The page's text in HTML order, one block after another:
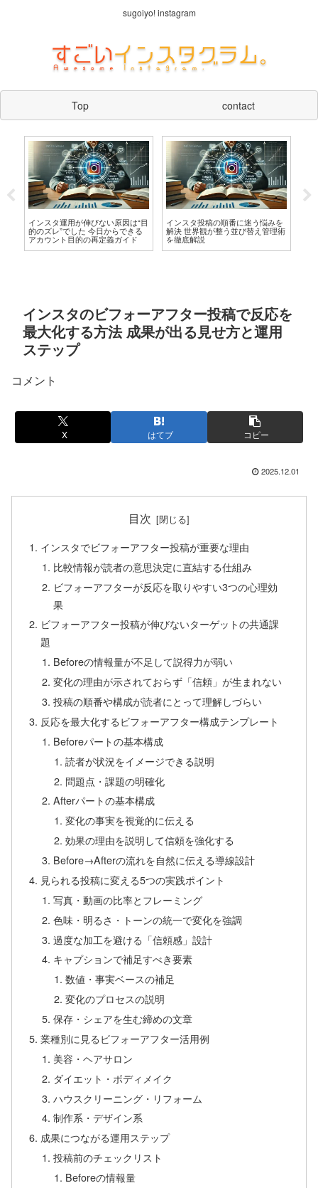
sugoiyo! instagram
Top contact
インスタ運用が伸びない原因は“目
的のズレ”でした 今日からできる
アカウント目的の再定義ガイド
インスタ投稿の順番に迷う悩みを
解決 世界観が整う並び替え管理術
を徹底解説
インスタのビフォーアフター投稿で反応を
最大化する方法 成果が出る見せ方と運用
ステップ
コメント
X はてブ コピー
2025.12.01
目次
インスタでビフォーアフター投稿が重要な理由
比較情報が読者の意思決定に直結する仕組み
ビフォーアフターが反応を取りやすい3つの心理効
果
ビフォーアフター投稿が伸びないターゲットの共通課
題
Beforeの情報量が不足して説得力が弱い
変化の理由が示されておらず「信頼」が生まれない
投稿の順番や構成が読者にとって理解しづらい
反応を最大化するビフォーアフター構成テンプレート
Beforeパートの基本構成
読者が状況をイメージできる説明
問題点・課題の明確化
Afterパートの基本構成
変化の事実を視覚的に伝える
効果の理由を説明して信頼を強化する
Before→Afterの流れを自然に伝える導線設計
見られる投稿に変える5つの実践ポイント
写真・動画の比率とフレーミング
色味・明るさ・トーンの統一で変化を強調
過度な加工を避ける「信頼感」設計
キャプションで補足すべき要素
数値・事実ベースの補足
変化のプロセスの説明
保存・シェアを生む締めの文章
業種別に見るビフォーアフター活用例
美容・ヘアサロン
ダイエット・ボディメイク
ハウスクリーニング・リフォーム
制作系・デザイン系
成果につながる運用ステップ
投稿前のチェックリスト
Beforeの情報量